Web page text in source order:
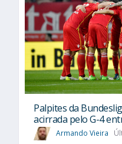
Palpites da
acirrada pelo G-4
Armando Vieira